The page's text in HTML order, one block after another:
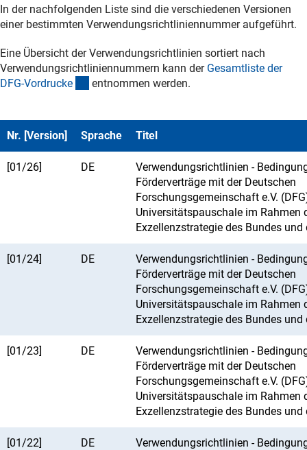
In der nachfolgenden Liste sind die verschiedenen Versionen
einer bestimmten Verwendungsrichtliniennummer aufgeführt.
Eine Übersicht der Verwendungsrichtlinien sortiert nach
Verwendungsrichtliniennummern kann der Gesamtliste der
DFG-Vordrucke (interner Link)
entnommen werden.
Nr. [Version] Sprache Titel
[01/26] DE
Verwendungsrichtlinien -
Förderverträge mit der Deutschen
Forschungsgemeinschaft e.V.
Universitätspauschale im Rahmen
Exzellenzstrategie des Bundes und
[01/24] DE
Verwendungsrichtlinien -
Förderverträge mit der Deutschen
Forschungsgemeinschaft e.V.
Universitätspauschale im Rahmen
Exzellenzstrategie des Bundes und
[01/23] DE
Verwendungsrichtlinien -
Förderverträge mit der Deutschen
Forschungsgemeinschaft e.V.
Universitätspauschale im Rahmen
Exzellenzstrategie des Bundes und
[01/22] DE
Verwendungsrichtlinien -